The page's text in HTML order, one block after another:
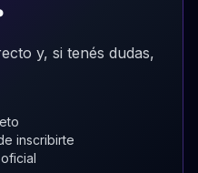
y, si tenés dudas,
inscribirte